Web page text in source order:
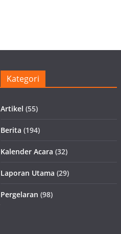
Kategori
Artikel (55)
Berita (194)
Kalender Acara (32)
Laporan Utama (29)
Pergelaran (98)